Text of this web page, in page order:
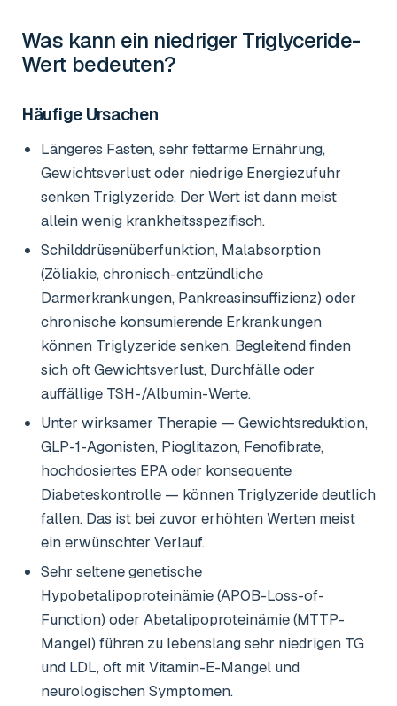
Was kann ein niedrigerTriglyceride-
Wert bedeuten?
Häufige Ursachen
Längeres Fasten, sehr fettarme Ernährung,
Gewichtsverlust oder niedrige Energiezufuhr
senken Triglyzeride. Der Wert ist dann meist
allein wenig krankheitsspezifisch.
Schilddrüsenüberfunktion, Malabsorption
(Zöliakie, chronisch-entzündliche
Darmerkrankungen, Pankreasinsuffizienz) oder
chronische konsumierende Erkrankungen
können Triglyzeride senken. Begleitend finden
sich oft Gewichtsverlust, Durchfälle oder
auffällige TSH-/Albumin-Werte.
Unter wirksamer Therapie — Gewichtsreduktion,
GLP-1-Agonisten, Pioglitazon, Fenofibrate,
hochdosiertes EPA oder konsequente
Diabeteskontrolle — können Triglyzeride deutlich
fallen. Das ist bei zuvor erhöhten Werten meist
ein erwünschter Verlauf.
Sehr seltene genetische
Hypobetalipoproteinämie (APOB-Loss-of-
Function) oder Abetalipoproteinämie (MTTP-
Mangel) führen zu lebenslang sehr niedrigen TG
und LDL, oft mit Vitamin-E-Mangel und
neurologischen Symptomen.